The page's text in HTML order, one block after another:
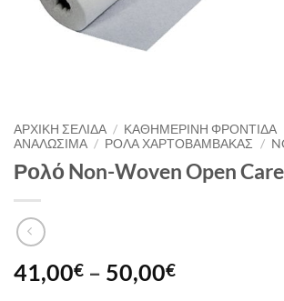
ΑΡΧΙΚΉ ΣΕΛΊΔΑ / ΚΑΘΗΜΕΡΙΝΗ ΦΡΟΝΤΙΔΑ
ΑΝΑΛΩΣΙΜΑ / ΡΟΛΑ ΧΑΡΤΟΒΑΜΒΑΚΑΣ /
Ρολό Non-Woven Open
41,00€ – 50,00€Price